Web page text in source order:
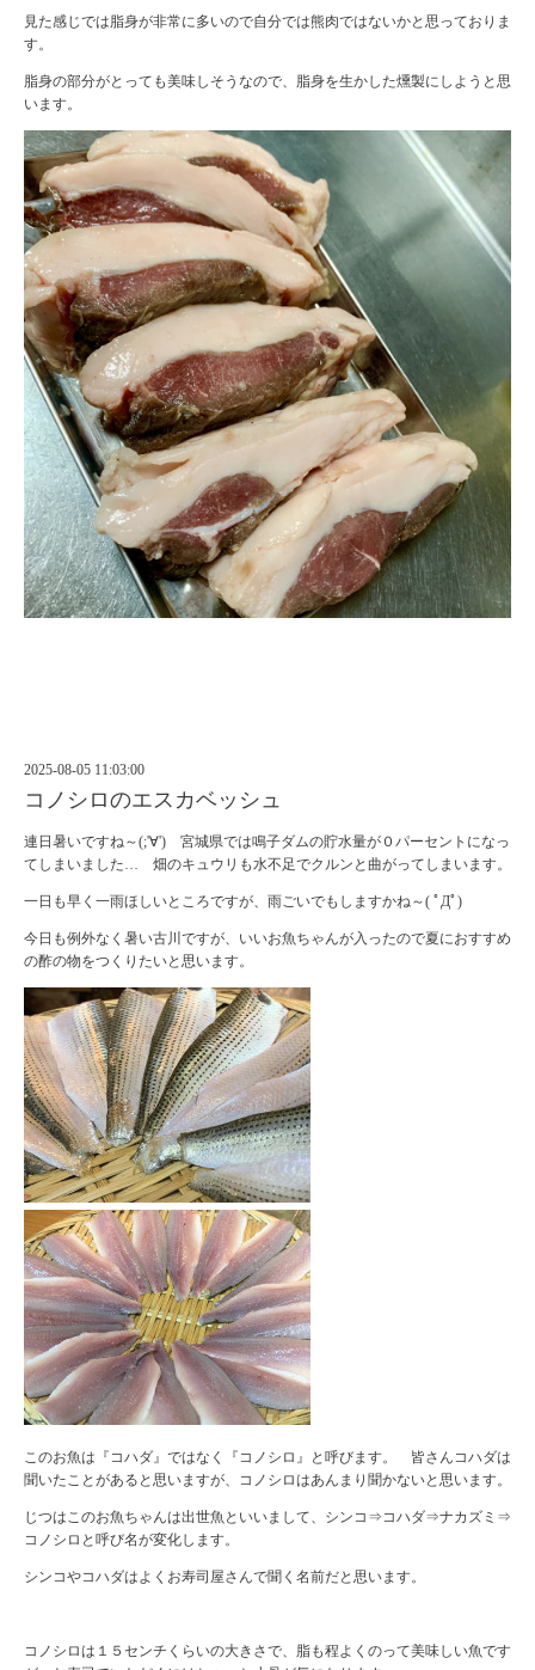
見た感じでは脂身が非常に多いので自分では熊肉ではないかと思っておりま
す。
脂身の部分がとっても美味しそうなので、脂身を生かした燻製にしようと思
います。
2025-08-05 11:03:00
コノシロのエスカベッシュ
連日暑いですね～(;'∀') 宮城県では鳴子ダムの貯水量が０パーセントになっ
てしまいました… 畑のキュウリも水不足でクルンと曲がってしまいます。
一日も早く一雨ほしいところですが、雨ごいでもしますかね～( ﾟДﾟ)
今日も例外なく暑い古川ですが、いいお魚ちゃんが入ったので夏におすすめ
の酢の物をつくりたいと思います。
このお魚は『コハダ』ではなく『コノシロ』と呼びます。 皆さんコハダは
聞いたことがあると思いますが、コノシロはあんまり聞かないと思います。
じつはこのお魚ちゃんは出世魚といいまして、シンコ⇒コハダ⇒ナカズミ⇒
コノシロと呼び名が変化します。
シンコやコハダはよくお寿司屋さんで聞く名前だと思います。
コノシロは１５センチくらいの大きさで、脂も程よくのって美味しい魚です